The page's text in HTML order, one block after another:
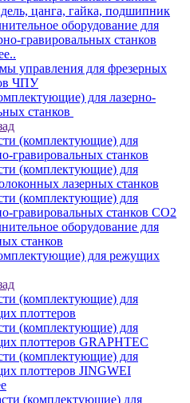
цанга, гайка, подшипник
оборудование для
гравировальных станков
управления для фрезерных
ЧПУ
для лазерно-
станков
(комплектующие) для
гравировальных станков
(комплектующие) для
лазерных станков
(комплектующие) для
гравировальных станков CO2
оборудование для
станков
для режущих
(комплектующие) для
плоттеров
(комплектующие) для
плоттеров GRAPHTEC
(комплектующие) для
плоттеров JINGWEI
(комплектующие) для